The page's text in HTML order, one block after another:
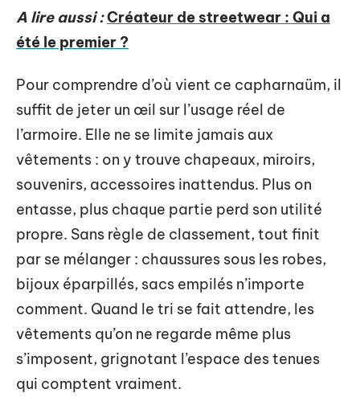
A lire aussi :Créateur de streetwear : Qui a
été le premier ?
Pour comprendre d’où vient ce capharnaüm, il
suffit de jeter un œil sur l’usage réel de
l’armoire. Elle ne se limite jamais aux
vêtements : on y trouve chapeaux, miroirs,
souvenirs, accessoires inattendus. Plus on
entasse, plus chaque partie perd son utilité
propre. Sans règle de classement, tout finit
par se mélanger : chaussures sous les robes,
bijoux éparpillés, sacs empilés n’importe
comment. Quand le tri se fait attendre, les
vêtements qu’on ne regarde même plus
s’imposent, grignotant l’espace des tenues
qui comptent vraiment.